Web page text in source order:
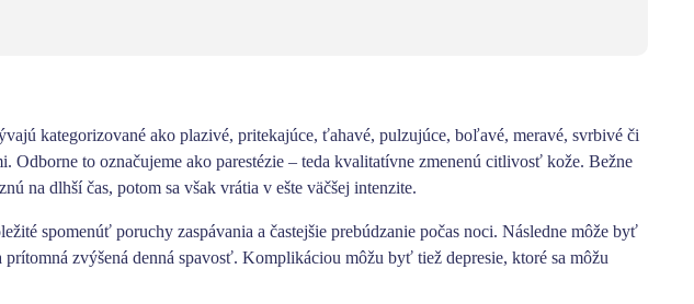
kategorizované ako plazivé, pritekajúce, ťahavé, pulzujúce, boľavé, meravé, svrbivé či
. Odborne to označujeme ako parestézie – teda kvalitatívne zmenenú citlivosť kože. Bežne
na dlhší čas, potom sa však vrátia v ešte väčšej intenzite.
spomenúť poruchy zaspávania a častejšie prebúdzanie počas noci. Následne môže byť
zvýšená denná spavosť. Komplikáciou môžu byť tiež depresie, ktoré sa môžu